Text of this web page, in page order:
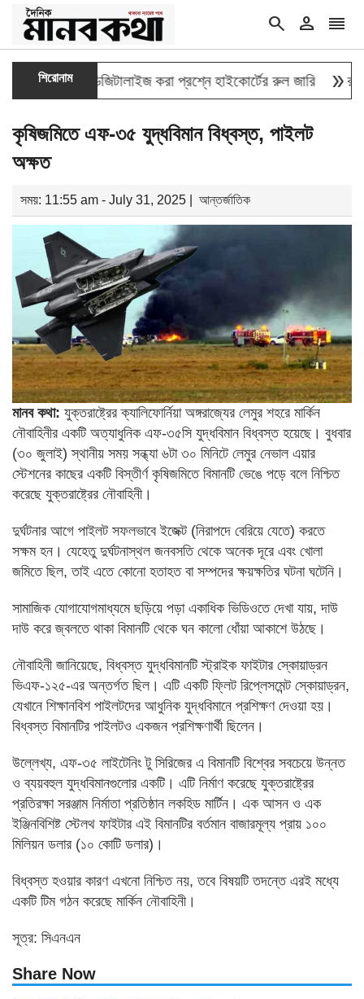
search person reorder
শিরোনাম
তথ্য ডিজিটালাইজ করা প্রশ্নে হাইকোর্টের রুল জারি double_arrowরাষ্ট্রপতি
কৃষিজমিতে এফ-৩৫ যুদ্ধবিমান বিধ্বস্ত, পাইলট
অক্ষত
সময়: 11:55 am - July 31, 2025 | আন্তর্জাতিক
মানব কথা: যুক্তরাষ্ট্রের ক্যালিফোর্নিয়া অঙ্গরাজ্যের লেমুর শহরে মার্কিন
নৌবাহিনীর একটি অত্যাধুনিক এফ-৩৫সি যুদ্ধবিমান বিধ্বস্ত হয়েছে। বুধবার
(৩০ জুলাই) স্থানীয় সময় সন্ধ্যা ৬টা ৩০ মিনিটে লেমুর নেভাল এয়ার
স্টেশনের কাছের একটি বিস্তীর্ণ কৃষিজমিতে বিমানটি ভেঙে পড়ে বলে নিশ্চিত
করেছে যুক্তরাষ্ট্রের নৌবাহিনী।
দুর্ঘটনার আগে পাইলট সফলভাবে ইজেক্ট (নিরাপদে বেরিয়ে যেতে) করতে
সক্ষম হন। যেহেতু দুর্ঘটনাস্থল জনবসতি থেকে অনেক দূরে এবং খোলা
জমিতে ছিল, তাই এতে কোনো হতাহত বা সম্পদের ক্ষয়ক্ষতির ঘটনা ঘটেনি।
সামাজিক যোগাযোগমাধ্যমে ছড়িয়ে পড়া একাধিক ভিডিওতে দেখা যায়, দাউ
দাউ করে জ্বলতে থাকা বিমানটি থেকে ঘন কালো ধোঁয়া আকাশে উঠছে।
নৌবাহিনী জানিয়েছে, বিধ্বস্ত যুদ্ধবিমানটি স্ট্রাইক ফাইটার স্কোয়াড্রন
ভিএফ-১২৫-এর অন্তর্গত ছিল। এটি একটি ফ্লিট রিপ্লেসমেন্ট স্কোয়াড্রন,
যেখানে শিক্ষানবিশ পাইলটদের আধুনিক যুদ্ধবিমানে প্রশিক্ষণ দেওয়া হয়।
বিধ্বস্ত বিমানটির পাইলটও একজন প্রশিক্ষণার্থী ছিলেন।
উল্লেখ্য, এফ-৩৫ লাইটেনিং টু সিরিজের এ বিমানটি বিশ্বের সবচেয়ে উন্নত
ও ব্যয়বহুল যুদ্ধবিমানগুলোর একটি। এটি নির্মাণ করেছে যুক্তরাষ্ট্রের
প্রতিরক্ষা সরঞ্জাম নির্মাতা প্রতিষ্ঠান লকহিড মার্টিন। এক আসন ও এক
ইঞ্জিনবিশিষ্ট স্টেলথ ফাইটার এই বিমানটির বর্তমান বাজারমূল্য প্রায় ১০০
মিলিয়ন ডলার (১০ কোটি ডলার)।
বিধ্বস্ত হওয়ার কারণ এখনো নিশ্চিত নয়, তবে বিষয়টি তদন্তে এরই মধ্যে
একটি টিম গঠন করেছে মার্কিন নৌবাহিনী।
সূত্র: সিএনএন
Share Now